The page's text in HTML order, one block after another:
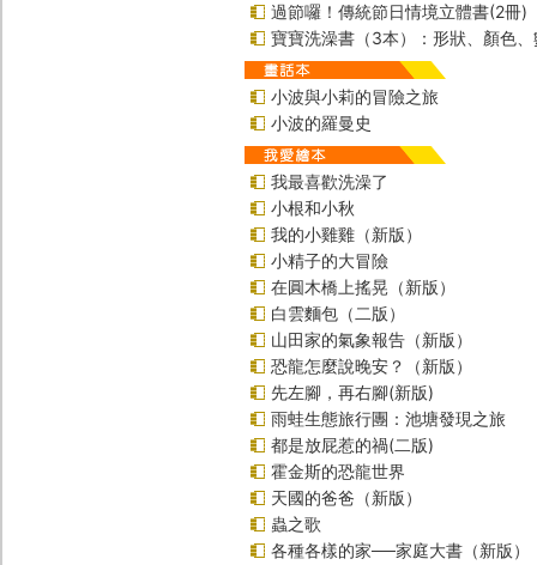
過節囉！傳統節日情境立體書(2冊)
寶寶洗澡書（3本）：形狀、顏色、
小波與小莉的冒險之旅
小波的羅曼史
我最喜歡洗澡了
小根和小秋
我的小雞雞（新版）
小精子的大冒險
在圓木橋上搖晃（新版）
白雲麵包（二版）
山田家的氣象報告（新版）
恐龍怎麼說晚安？（新版）
先左腳，再右腳(新版)
雨蛙生態旅行團：池塘發現之旅
都是放屁惹的禍(二版)
霍金斯的恐龍世界
天國的爸爸（新版）
蟲之歌
各種各樣的家──家庭大書（新版）